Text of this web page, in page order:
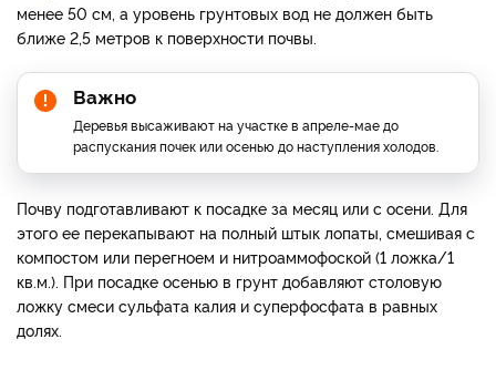
менее 50 см, а уровень грунтовых вод не должен быть
ближе 2,5 метров к поверхности почвы.
Важно
Деревья высаживают на участке в апреле-мае до
распускания почек или осенью до наступления холодов.
Почву подготавливают к посадке за месяц или с осени. Для
этого ее перекапывают на полный штык лопаты, смешивая с
компостом или перегноем и нитроаммофоской (1 ложка/1
кв.м.). При посадке осенью в грунт добавляют столовую
ложку смеси сульфата калия и суперфосфата в равных
долях.